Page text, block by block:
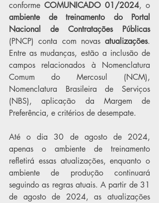
conforme COMUNICADO 01/2024
ambiente de treinamento do Portal
Nacional de Contratações Públicas
(PNCP) conta com novas atualizações.
Entre as mudanças, estão a inclusão de
campos relacionados à Nomenclatura
Comum do Mercosul (NCM),
Nomenclatura Brasileira de Serviços
(NBS), aplicação da Margem de
Preferência, e critérios de desempate.
Até o dia 30 de agosto de 2024,
apenas o ambiente de treinamento
refletirá essas atualizações, enquanto o
ambiente de produção continuará
seguindo as regras atuais. A partir de 31
de agosto de 2024, as atualizações